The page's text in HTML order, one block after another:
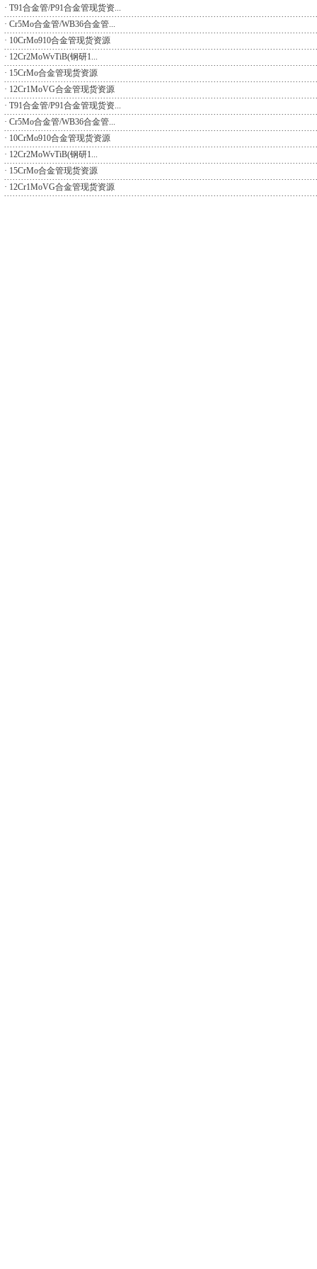
· T91合金管/P91合金管现货资...
· Cr5Mo合金管/WB36合金管...
· 10CrMo910合金管现货资源
· 12Cr2MoWvTiB(钢研1...
· 15CrMo合金管现货资源
· 12Cr1MoVG合金管现货资源
· T91合金管/P91合金管现货资...
· Cr5Mo合金管/WB36合金管...
· 10CrMo910合金管现货资源
· 12Cr2MoWvTiB(钢研1...
· 15CrMo合金管现货资源
· 12Cr1MoVG合金管现货资源